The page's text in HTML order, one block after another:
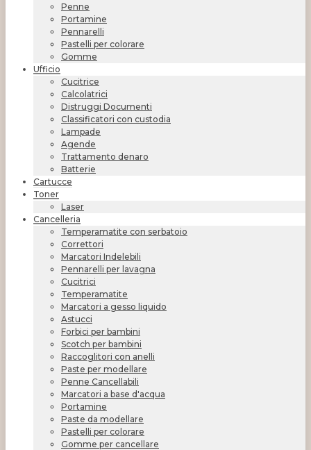
Penne
Portamine
Pennarelli
Pastelli per colorare
Gomme
Ufficio
Cucitrice
Calcolatrici
Distruggi Documenti
Classificatori con custodia
Lampade
Agende
Trattamento denaro
Batterie
Cartucce
Toner
Laser
Cancelleria
Temperamatite con serbatoio
Correttori
Marcatori Indelebili
Pennarelli per lavagna
Cucitrici
Temperamatite
Marcatori a gesso liquido
Astucci
Forbici per bambini
Scotch per bambini
Raccoglitori con anelli
Paste per modellare
Penne Cancellabili
Marcatori a base d'acqua
Portamine
Paste da modellare
Pastelli per colorare
Gomme per cancellare